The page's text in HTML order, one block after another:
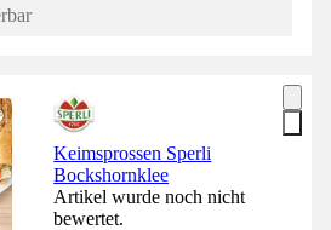
Keimsprossen Sperli
Bockshornklee
Artikel wurde noch nicht
bewertet.